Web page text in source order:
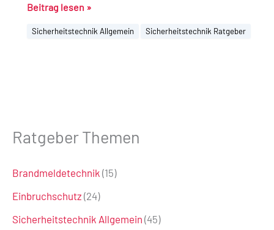
Beitrag lesen »
Sicherheitstechnik Allgemein Sicherheitstechnik Ratgeber
Ratgeber Themen
Brandmeldetechnik (15)
Einbruchschutz (24)
Sicherheitstechnik Allgemein (45)